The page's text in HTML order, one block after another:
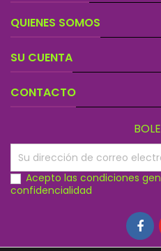
QUIENES SOMOS
SU CUENTA
CONTACTO
Acepto las condiciones
confidencialidad